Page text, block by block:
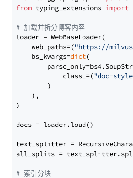
from typing_extensions import
# 加载并拆分博客内容
loader = WebBaseLoader(
    web_paths=(
"https://
    bs_kwargs=
dict(
            class_=(
"doc-
        )
    ),
)
docs = loader.load()
text_splitter =
all_splits =
# 索引分块